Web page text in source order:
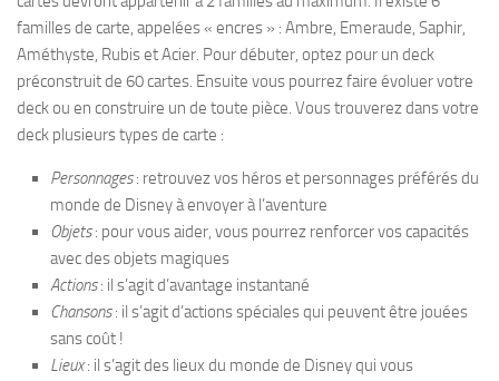
familles de carte, appelées « encres » : Ambre, Emeraude, Saphir,
Améthyste, Rubis et Acier. Pour débuter, optez pour un deck
préconstruit de 60 cartes. Ensuite vous pourrez faire évoluer votre
deck ou en construire un de toute pièce. Vous trouverez dans votre
deck plusieurs types de carte :
Personnages: retrouvez vos héros et personnages préférés du
monde de Disney à envoyer à l’aventure
Objets: pour vous aider, vous pourrez renforcer vos capacités
avec des objets magiques
Actions: il s’agit d’avantage instantané
Chansons: il s’agit d’actions spéciales qui peuvent être jouées
sans coût !
Lieux: il s’agit des lieux du monde de Disney qui vous